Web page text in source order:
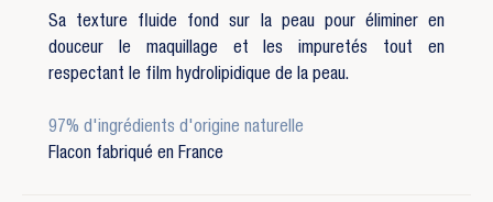
Sa texture fluide fond sur la peau pour éliminer en
douceur le maquillage et les impuretés tout en
respectant le film hydrolipidique de la peau.
97% d'ingrédients d'origine naturelle
Flacon fabriqué en France